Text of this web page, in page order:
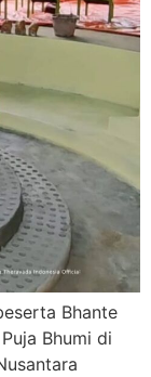
Bhante
Bhumi di